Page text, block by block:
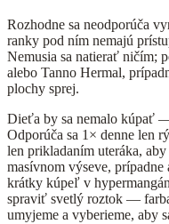
Rozhodne sa neodporúča
ranky pod ním nemajú
Nemusia sa natierať ničím;
alebo Tanno Hermal,
plochy sprej.
Dieťa by sa nemalo kúpať
Odporúča sa 1× denne len
len prikladaním uteráka,
masívnom výseve,
krátky kúpeľ v
spraviť svetlý roztok —
umyjeme a vyberieme, aby